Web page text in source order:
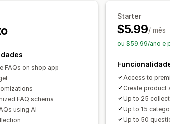
FAQs on shop app
FAQ schema
using AI
Starter
$5.99/ mês
ou $59.99/ano e
Access to
Create product
Up to 25
Up to 15
Up to 50